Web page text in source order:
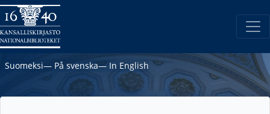
Suomeksi― På svenska― In English